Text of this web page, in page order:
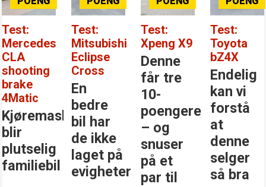
Test:
Mitsubishi
Eclipse
Cross
En
bedre
bil har
de ikke
laget på
evigheter
Test:
Xpeng X9
Denne
får tre
10-
poengere
– og
snuser
på et
par til
Test:
Toyota
bZ4X
Endelig
kan vi
forstå
at
denne
selger
så bra
Test:
Benz GLC
Den
største
stjernen
i
klassen